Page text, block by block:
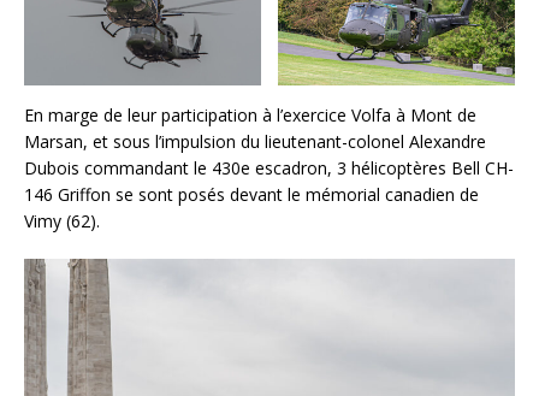
En marge de leur participation à l’exercice Volfa à Mont de
Marsan, et sous l’impulsion du lieutenant-colonel Alexandre
Dubois commandant le 430e escadron, 3 hélicoptères Bell CH-
146 Griffon se sont posés devant le mémorial canadien de
Vimy (62).